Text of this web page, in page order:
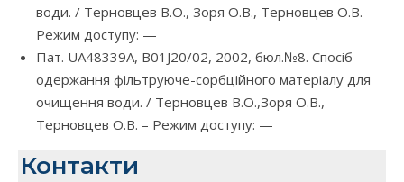
води. / Терновцев В.О., Зоря О.В., Терновцев О.В. –
Режим доступу: —
Пат. UA48339A, B01J20/02, 2002, бюл.№8. Спосіб
одержання фільтруюче-сорбційного матеріалу для
очищення води. / Терновцев В.О.,Зоря О.В.,
Терновцев О.В. – Режим доступу: —
Контакти